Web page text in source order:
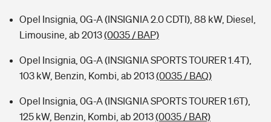
Opel Insignia, 0G-A (INSIGNIA 2.0 CDTI), 88 kW, Diesel,
Limousine, ab 2013(0035 / BAP)
Opel Insignia, 0G-A (INSIGNIA SPORTS TOURER 1.4T),
103 kW, Benzin, Kombi, ab 2013(0035 / BAQ)
Opel Insignia, 0G-A (INSIGNIA SPORTS TOURER 1.6T),
125 kW, Benzin, Kombi, ab 2013(0035 / BAR)